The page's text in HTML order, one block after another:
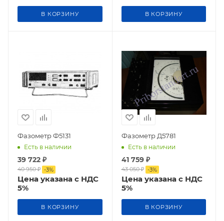
В КОРЗИНУ В КОРЗИНУ
Фазометр Ф5131
Есть в наличии
39 722 ₽
40 950₽ -3%
Цена указана с НДС
5%
В КОРЗИНУ
Фазометр Д5781
Есть в наличии
41 759₽
43 050₽ -3%
Цена указана с НДС
5%
В КОРЗИНУ